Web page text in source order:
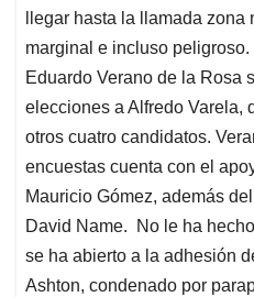
llegar hasta la llamada
marginal e incluso peligroso.
Eduardo Verano de la Rosa
elecciones a Alfredo Varela,
otros cuatro candidatos.
encuestas cuenta con el
Mauricio Gómez, además
David Name. No le ha
se ha abierto a la adhesión
Ashton, condenado por